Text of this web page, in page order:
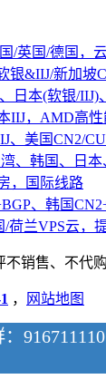
/英国/德国，
银&IIJ/新加
日本(软银/
IIJ，AMD高
、美国CN2/
、韩国、日
，国际线路
、韩国
荷兰VPS云，
不销售、不代
， 网站地图
916711110